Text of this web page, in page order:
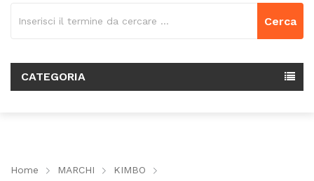
Cerca
CATEGORIA
Home MARCHI
KIMBO